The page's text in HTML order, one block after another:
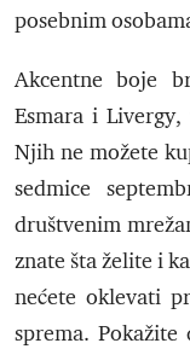
posebnim
Akcentne boje
Esmara i
Njih ne možete
sedmice
društvenim
znate šta želite i
nećete oklevati
sprema.